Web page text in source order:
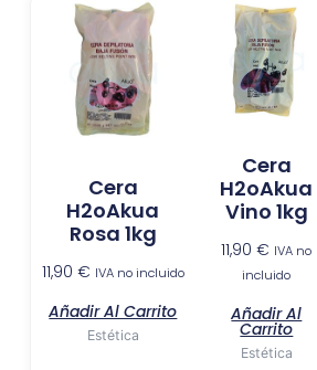
Cera
H2oAkua
Rosa 1kg
11,90 € IVA no incluido
Añadir Al Carrito
Estética
Cera
H2oAkua
Vino 1kg
11,90€ IVA no
incluido
Añadir Al
Carrito
Estética